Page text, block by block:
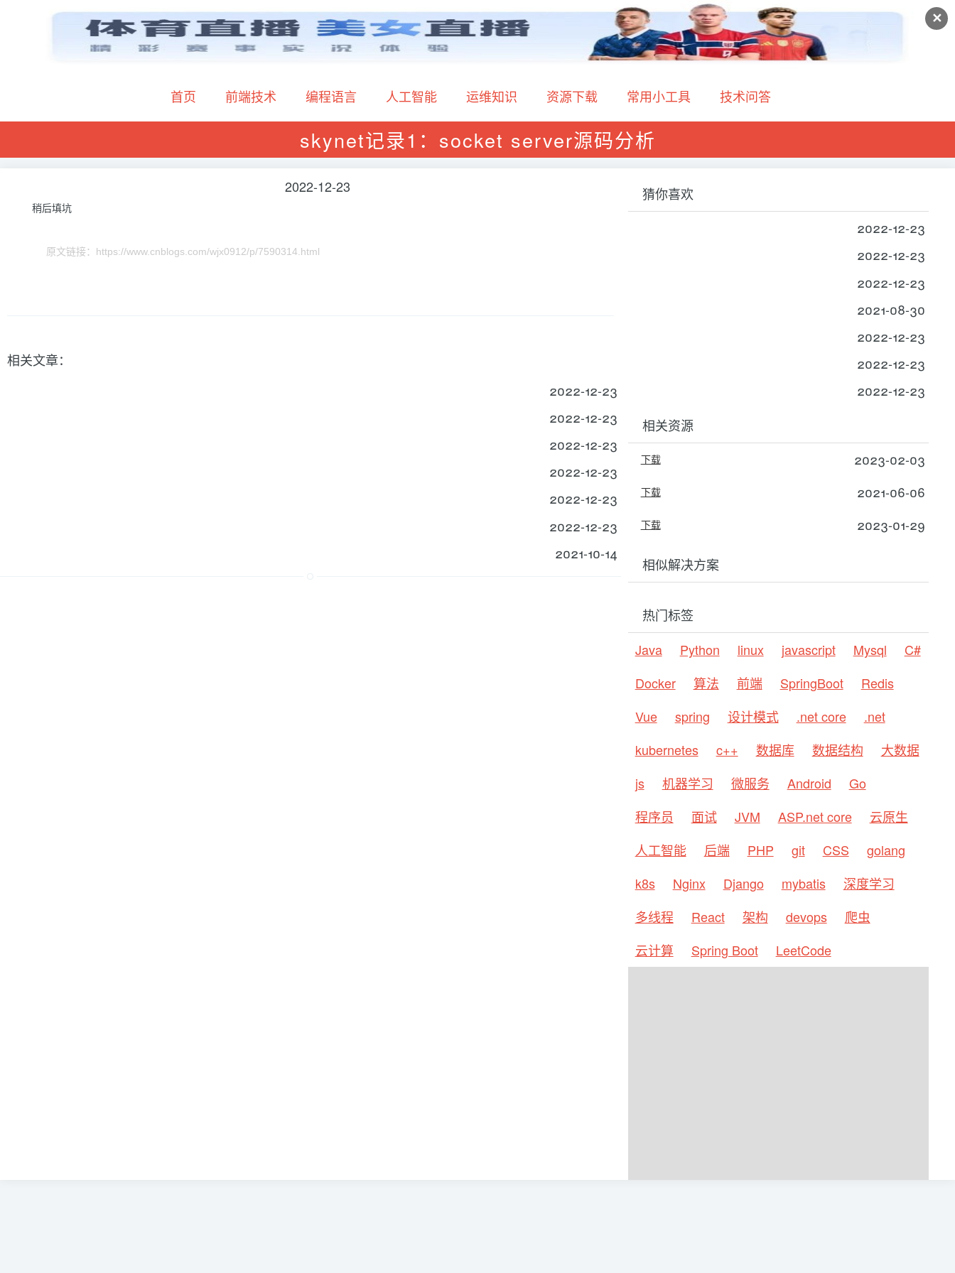
✕
首页 前端技术 编程语言 人工智能 运维知识 资源下载 常用小工具 技术问答
skynet记录1：socket server源码分析
2022-12-23
稍后填坑
原文链接：https://www.cnblogs.com/wjx0912/p/7590314.html
相关文章：
2022-12-23
2022-12-23
2022-12-23
2022-12-23
2022-12-23
2022-12-23
2021-10-14
猜你喜欢
2022-12-23
2022-12-23
2022-12-23
2021-08-30
2022-12-23
2022-12-23
2022-12-23
相关资源
下载 2023-02-03
下载 2021-06-06
下载 2023-01-29
相似解决方案
热门标签
Java
Python linux javascript Mysql
C#
Docker
算法 前端 SpringBoot
Redis
Vue
spring 设计模式 .net core
.net
kubernetes
c++ 数据库 数据结构
大数据
js
机器学习 微服务 Android
Go
程序员
面试 JVM ASP.net core
云原生
人工智能
后端 PHP git CSS
golang
k8s
Nginx Django mybatis
深度学习
多线程
React 架构 devops
爬虫
云计算
Spring Boot LeetCode